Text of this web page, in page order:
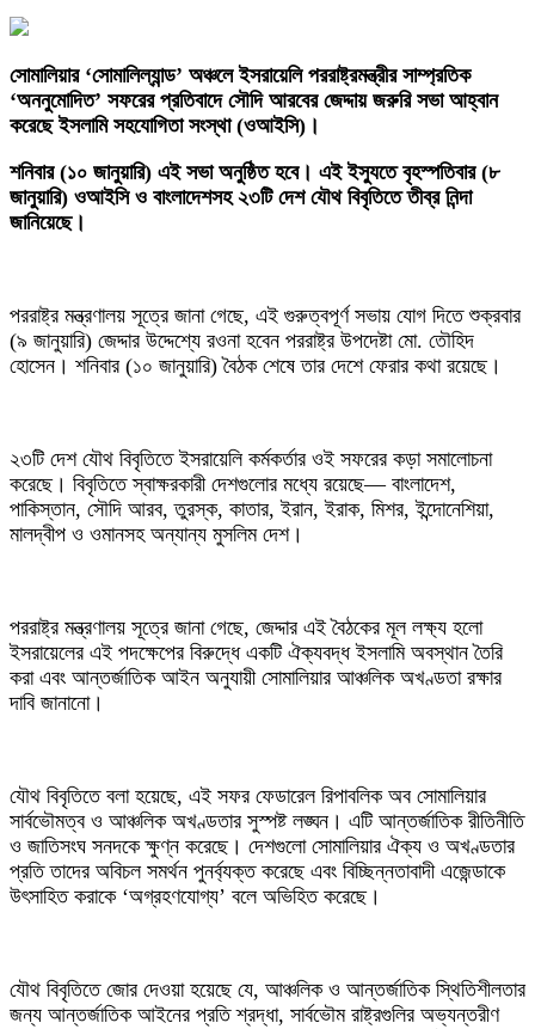
‎সোমালিয়ার ‘সোমালিল্যান্ড’ অঞ্চলে ইসরায়েলি পররাষ্ট্রমন্ত্রীর সাম্প্রতিক
‘অননুমোদিত’ সফরের প্রতিবাদে সৌদি আরবের জেদ্দায় জরুরি সভা আহ্বান
করেছে ইসলামি সহযোগিতা সংস্থা (ওআইসি)।
শনিবার (১০ জানুয়ারি) এই সভা অনুষ্ঠিত হবে। এই ইস্যুতে বৃহস্পতিবার (৮
জানুয়ারি) ওআইসি ও বাংলাদেশসহ ২৩টি দেশ যৌথ বিবৃতিতে তীব্র নিন্দা
জানিয়েছে।
‎পররাষ্ট্র মন্ত্রণালয় সূত্রে জানা গেছে, এই গুরুত্বপূর্ণ সভায় যোগ দিতে শুক্রবার
(৯ জানুয়ারি) জেদ্দার উদ্দেশ্যে রওনা হবেন পররাষ্ট্র উপদেষ্টা মো. তৌহিদ
হোসেন। শনিবার (১০ জানুয়ারি) বৈঠক শেষে তার দেশে ফেরার কথা রয়েছে।
‎২৩টি দেশ যৌথ বিবৃতিতে ইসরায়েলি কর্মকর্তার ওই সফরের কড়া সমালোচনা
করেছে। বিবৃতিতে স্বাক্ষরকারী দেশগুলোর মধ্যে রয়েছে— বাংলাদেশ,
পাকিস্তান, সৌদি আরব, তুরস্ক, কাতার, ইরান, ইরাক, মিশর, ইন্দোনেশিয়া,
মালদ্বীপ ও ওমানসহ অন্যান্য মুসলিম দেশ।
‎পররাষ্ট্র মন্ত্রণালয় সূত্রে জানা গেছে, জেদ্দার এই বৈঠকের মূল লক্ষ্য হলো
ইসরায়েলের এই পদক্ষেপের বিরুদ্ধে একটি ঐক্যবদ্ধ ইসলামি অবস্থান তৈরি
করা এবং আন্তর্জাতিক আইন অনুযায়ী সোমালিয়ার আঞ্চলিক অখণ্ডতা রক্ষার
দাবি জানানো।
‎যৌথ বিবৃতিতে বলা হয়েছে, এই সফর ফেডারেল রিপাবলিক অব সোমালিয়ার
সার্বভৌমত্ব ও আঞ্চলিক অখণ্ডতার সুস্পষ্ট লঙ্ঘন। এটি আন্তর্জাতিক রীতিনীতি
ও জাতিসংঘ সনদকে ক্ষুণ্ন করেছে। দেশগুলো সোমালিয়ার ঐক্য ও অখণ্ডতার
প্রতি তাদের অবিচল সমর্থন পুনর্ব্যক্ত করেছে এবং বিচ্ছিন্নতাবাদী এজেন্ডাকে
উৎসাহিত করাকে ‘অগ্রহণযোগ্য’ বলে অভিহিত করেছে।
‎যৌথ বিবৃতিতে জোর দেওয়া হয়েছে যে, আঞ্চলিক ও আন্তর্জাতিক স্থিতিশীলতার
জন্য আন্তর্জাতিক আইনের প্রতি শ্রদ্ধা, সার্বভৌম রাষ্ট্রগুলির অভ্যন্তরীণ